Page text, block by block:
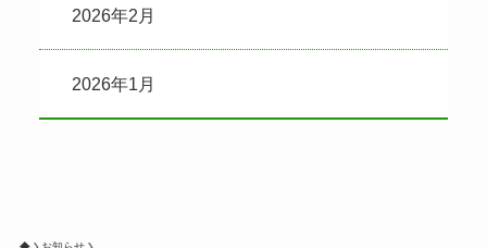
2026年2月
2026年1月